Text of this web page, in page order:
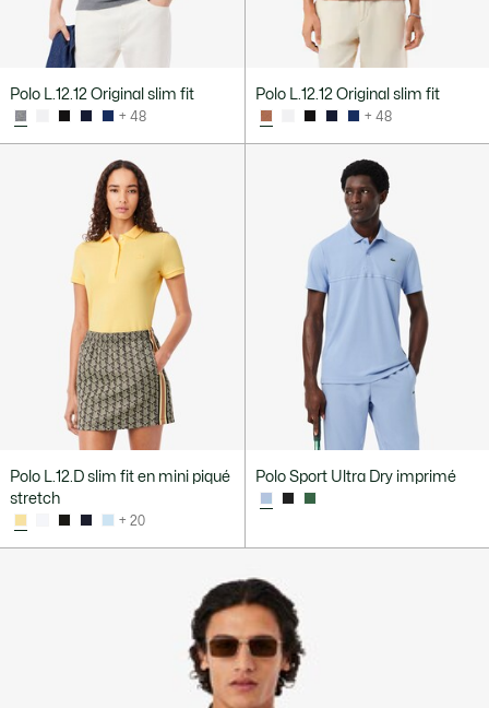
Polo L.12.12 Original slim fit
+ 48
Polo L.12.12 Original slim fit
+ 48
Polo L.12.D slim fit en mini piqué
stretch
+ 20
Polo Sport Ultra Dry imprimé